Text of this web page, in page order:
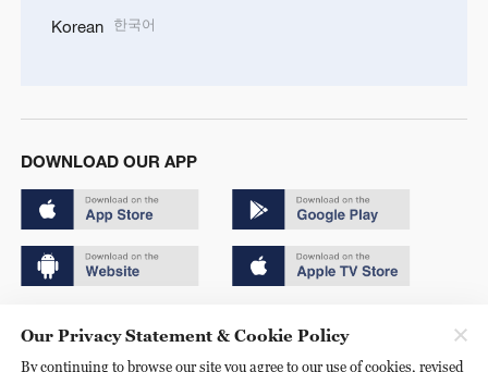
Korean 한국어
DOWNLOAD OUR APP
京ICP备20000184号
Our Privacy Statement & Cookie Policy
By continuing to browse our site you agree to our use of cookies, revised